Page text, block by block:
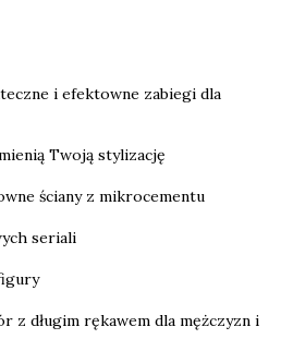
i efektowne zabiegi dla
Twoją stylizację
ściany z mikrocementu
seriali
z długim rękawem dla mężczyzn i